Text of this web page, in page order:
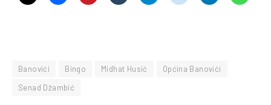
Banovići Bingo Midhat Husić
Općina Banovići
Senad Džambić